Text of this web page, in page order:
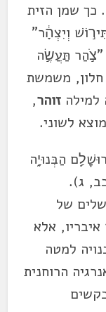
כך שמן הזית
וְיִצְהָ֔ר"
תַּעֲשֶׂ֣ה
משמשת
למילהזוהר,
לשוני.
הַבְּנוּיָ֑ה
ג).
של
אלא
למטה
הרוחנית